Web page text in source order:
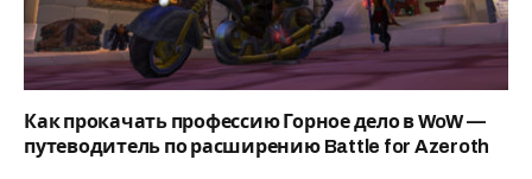
Как прокачать профессию Горное дело в WoW —
путеводитель по расширению Battle for Azeroth